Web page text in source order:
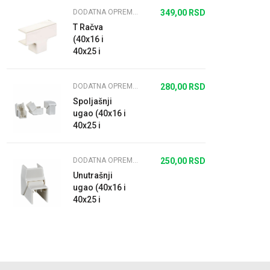
DODATNA OPREMA ZA ULTRA KANALICE
T Račva
(40x16 i
40x25 i
349,00 RSD
DODATNA OPREMA ZA ULTRA KANALICE
Spoljašnji
ugao (40x16 i
40x25 i
280,00 RSD
DODATNA OPREMA ZA ULTRA KANALICE
Unutrašnji
ugao (40x16 i
40x25 i
250,00 RSD